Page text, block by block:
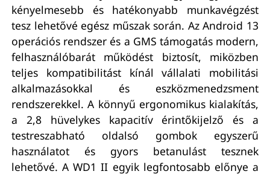
kényelmesebb és hatékonyabb munkavégzést
tesz lehetővé egész műszak során. Az Android 13
operációs rendszer és a GMS támogatás modern,
felhasználóbarát működést biztosít, miközben
teljes kompatibilitást kínál vállalati mobilitási
alkalmazásokkal és eszközmenedzsment
rendszerekkel. A könnyű ergonomikus kialakítás,
a 2,8 hüvelykes kapacitív érintőkijelző és a
testreszabható oldalsó gombok egyszerű
használatot és gyors betanulást tesznek
lehetővé. A WD1 II egyik legfontosabb előnye a